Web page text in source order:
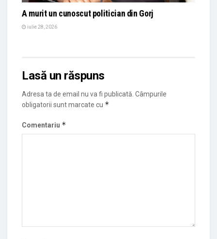
A murit un cunoscut politician din Gorj
iulie 28, 2026
Lasă un răspuns
Adresa ta de email nu va fi publicată. Câmpurile
obligatorii sunt marcate cu *
Comentariu *